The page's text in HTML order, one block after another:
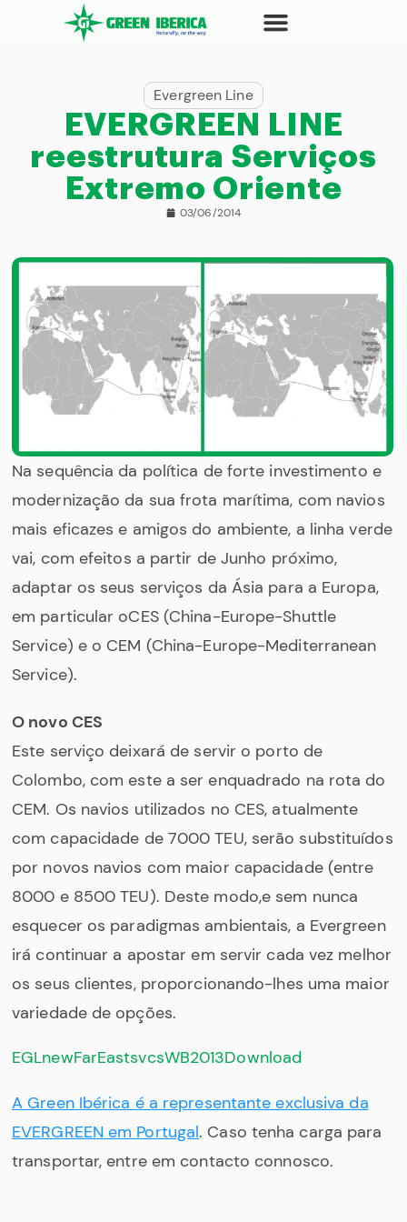
Evergreen Line
EVERGREEN LINE
reestrutura Serviços
Extremo Oriente
03/06/2014
Na sequência da política de forte investimento e
modernização da sua frota marítima, com navios
mais eficazes e amigos do ambiente, a linha verde
vai, com efeitos a partir de Junho próximo,
adaptar os seus serviços da Ásia para a Europa,
em particular oCES (China-Europe-Shuttle
Service) e o CEM (China-Europe-Mediterranean
Service).
O novo CES
Este serviço deixará de servir o porto de
Colombo, com este a ser enquadrado na rota do
CEM. Os navios utilizados no CES, atualmente
com capacidade de 7000 TEU, serão substituídos
por novos navios com maior capacidade (entre
8000 e 8500 TEU). Deste modo,e sem nunca
esquecer os paradigmas ambientais, a Evergreen
irá continuar a apostar em servir cada vez melhor
os seus clientes, proporcionando-lhes uma maior
variedade de opções.
EGLnewFarEastsvcsWB2013Download
A Green Ibérica é a representante exclusiva da
EVERGREEN em Portugal. Caso tenha carga para
transportar, entre em contacto connosco.